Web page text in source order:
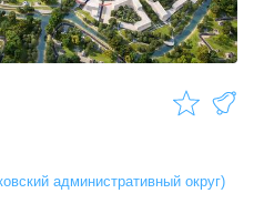
административный округ)